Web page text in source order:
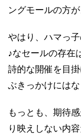
ングモールの方
やはり、ハマっ
♪なセールの存在
詩的な開催を目
ぶきっかけには
もっとも、期待
り映えしない内